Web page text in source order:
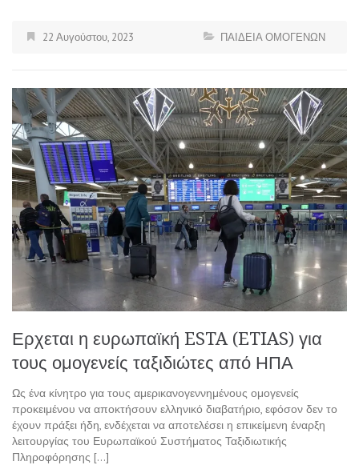
22 Αυγούστου, 2023 ΠΑΙΔΕΙΑ ΟΜΟΓΕΝΩΝ
Ερχεται η ευρωπαϊκή ESTA (ETIAS) για
τους ομογενείς ταξιδιώτες από ΗΠΑ
Ως ένα κίνητρο για τους αμερικανογεννημένους ομογενείς
προκειμένου να αποκτήσουν ελληνικό διαβατήριο, εφόσον δεν το
έχουν πράξει ήδη, ενδέχεται να αποτελέσει η επικείμενη έναρξη
λειτουργίας του Ευρωπαϊκού Συστήματος Ταξιδιωτικής
Πληροφόρησης […]